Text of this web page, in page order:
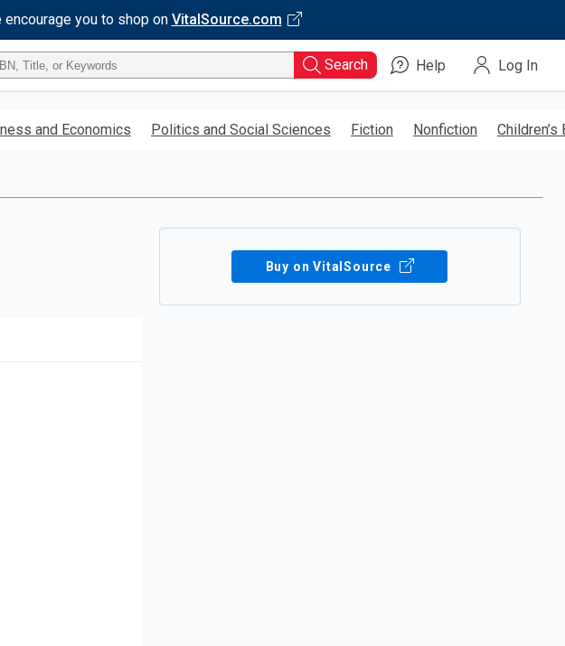
you to shop on VitalSource.com
Search Help Log In
and Economics Politics and Social Sciences Fiction Nonfiction Children’s
Buy on VitalSource